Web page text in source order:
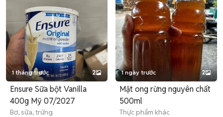
1 tháng trước 2
Ensure Sữa bột Vanilla
400g Mỹ 07/2027
Bơ, sữa, trứng
1 ngày trước 2
Mật ong rừng nguyên chất
500ml
Thực phẩm khác